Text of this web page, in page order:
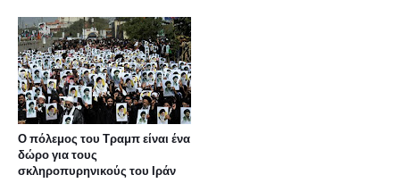
Ο πόλεμος του Τραμπ είναι ένα
δώρο για τους
σκληροπυρηνικούς του Ιράν